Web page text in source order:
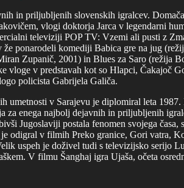
in priljubljenih slovenskih igralcev.
vlogi doktorja Jarca v legendarni
televiziji POP TV: Vzemi ali pusti z
ponarodeli komediji Babica gre na jug
Zupanič, 2001) in Blues za Saro (režija
vloge v predstavah kot so Hlapci, Čakajoč
policista Gabrijela Galiča.
umetnosti v Sarajevu je diplomiral leta
enega najbolj dejavnih in priljubljenih
Jugoslaviji postala fenomen svojega časa,
odigral v filmih Preko granice, Gori vatra,
uspeh je doživel tudi s televizijsko serijo
V filmu Šanghaj igra Ujaša, očeta